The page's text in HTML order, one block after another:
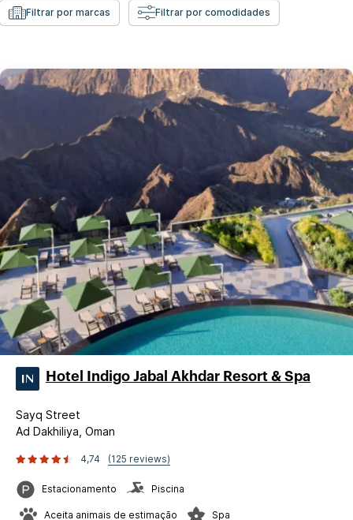
Filtrar por marcas Filtrar por comodidades
Hotel Indigo Jabal Akhdar Resort & Spa
Sayq Street
Ad Dakhiliya, Oman
4,74 (125 reviews)
Estacionamento Piscina
Aceita animais de estimação Spa